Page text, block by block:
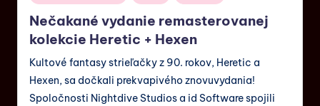
Nečakané vydanie remasterovanej
kolekcie Heretic + Hexen
Kultové fantasy strieľačky z 90. rokov, Heretic a
Hexen, sa dočkali prekvapivého znovuvydania!
Spoločnosti Nightdive Studios a id Software spojili